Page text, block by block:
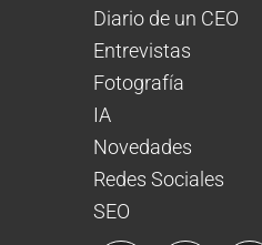
Diario de un CEO
Entrevistas
Fotografía
IA
Novedades
Redes Sociales
SEO